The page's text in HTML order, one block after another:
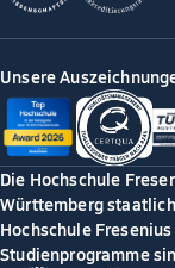
Unsere
Die Hochschule
Württemberg
Hochschule
Studienprogramme